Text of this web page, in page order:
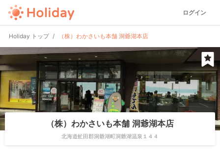
ログイン
Holiday トップ （株）わかさいも本舗 洞爺湖本店
（株）わかさいも本舗 洞爺湖本店
北海道虻田郡洞爺湖町洞爺湖温泉１４４